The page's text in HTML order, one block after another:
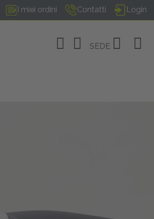
I miei ordini Contatti Login
SEDE